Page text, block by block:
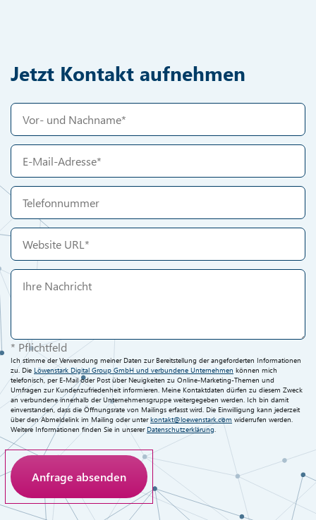
Jetzt Kontakt aufnehmen
* Pflichtfeld
Ich stimme der Verwendung meiner Daten zur Bereitstellung der angeforderten Informationen
zu. Die Löwenstark Digital Group GmbH und verbundene Unternehmen können mich
telefonisch, per E-Mail oder Post über Neuigkeiten zu Online-Marketing-Themen und
Umfragen zur Kundenzufriedenheit informieren. Meine Kontaktdaten dürfen zu diesem Zweck
an verbundene innerhalb der Unternehmensgruppe weitergegeben werden. Ich bin damit
einverstanden, dass die Öffnungsrate von Mailings erfasst wird. Die Einwilligung kann jederzeit
über den Abmeldelink im Mailing oder unterkontakt@loewenstark.com widerrufen werden.
Weitere Informationen finden Sie in unserer Datenschutzerklärung
Anti-Roboter-Verifizierung